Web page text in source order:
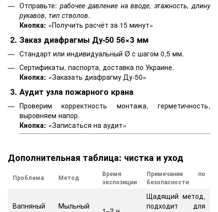
Отправьте: рабочее давление на вводе, этажность, длину
рукавов, тип стволов.
Кнопка: «Получить расчёт за 15 минут»
2. Заказ диафрагмы Ду-50 56×3 мм
Стандарт или индивидуальный Ø с шагом 0,5 мм.
Сертификаты, паспорта, доставка по Украине.
Кнопка: «Заказать диафрагму Ду-50»
3. Аудит узла пожарного крана
Проверим корректность монтажа, герметичность,
выровняем напор.
Кнопка: «Записаться на аудит»
Дополнительная таблица: чистка и уход
Проблема Метод
Время
экспозиции
Примечание по
безопасности
Вапняный
Мыльный
Щадящий метод,
подходит для